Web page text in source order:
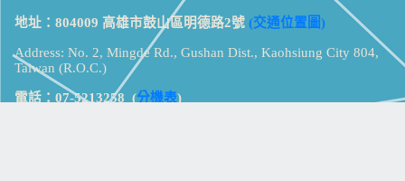
地址：804009 高雄市鼓山區明德路2號 (交通位置圖)
Address: No. 2, Mingde Rd., Gushan Dist., Kaohsiung City 804,
Taiwan (R.O.C.)
電話：07-5213258 (分機表)